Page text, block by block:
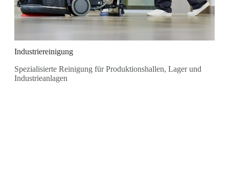
Industriereinigung
Spezialisierte Reinigung für Produktionshallen, Lager und
Industrieanlagen